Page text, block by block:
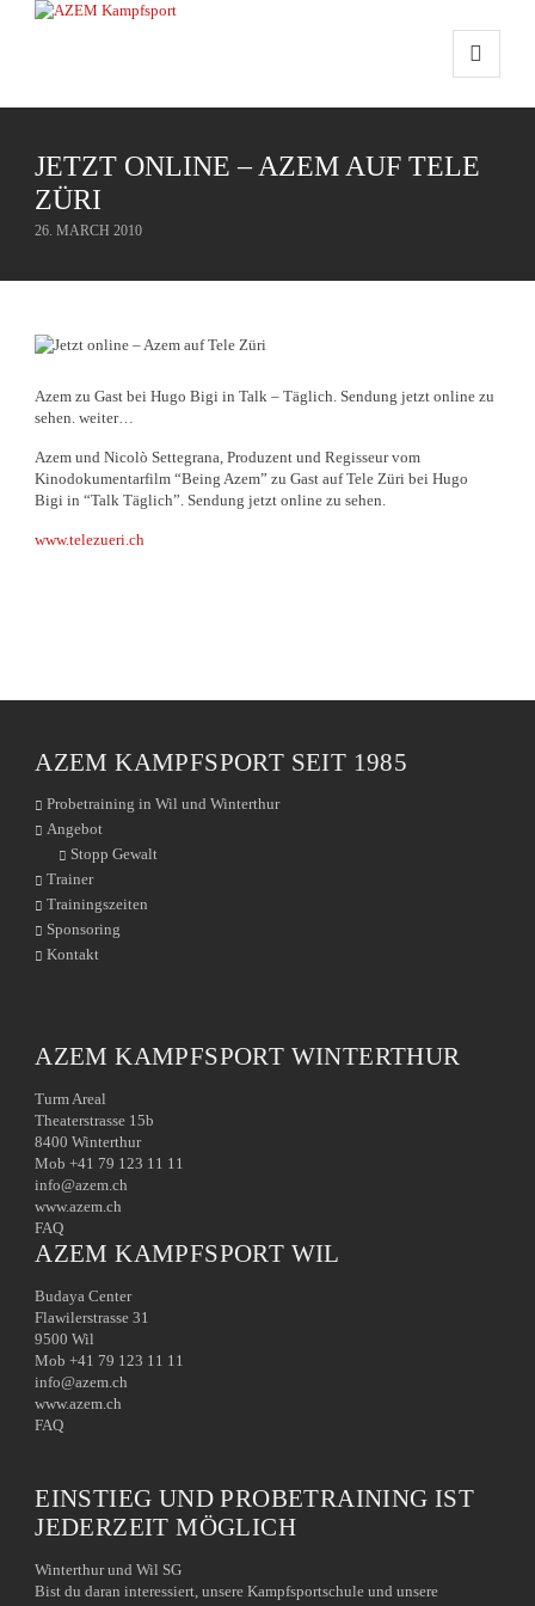
JETZT ONLINE – AZEM AUF TELE
ZÜRI
26. MARCH 2010
Azem zu Gast bei Hugo Bigi in Talk – Täglich. Sendung jetzt online zu
sehen. weiter…
Azem und Nicolò Settegrana, Produzent und Regisseur vom
Kinodokumentarfilm “Being Azem” zu Gast auf Tele Züri bei Hugo
Bigi in “Talk Täglich”. Sendung jetzt online zu sehen.
www.telezueri.ch
AZEM KAMPFSPORT SEIT 1985
Probetraining in Wil und Winterthur
Angebot
Stopp Gewalt
Trainer
Trainingszeiten
Sponsoring
Kontakt
AZEM KAMPFSPORT WINTERTHUR
Turm Areal
Theaterstrasse 15b
8400 Winterthur
Mob +41 79 123 11 11
info@azem.ch
www.azem.ch
FAQ
AZEM KAMPFSPORT WIL
Budaya Center
Flawilerstrasse 31
9500 Wil
Mob +41 79 123 11 11
info@azem.ch
www.azem.ch
FAQ
EINSTIEG UND PROBETRAINING IST
JEDERZEIT MÖGLICH
Winterthur und Wil SG
Bist du daran interessiert, unsere Kampfsportschule und unsere